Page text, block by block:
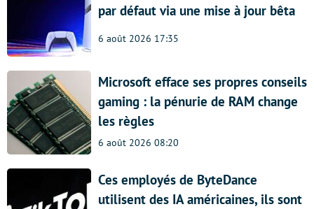
par défaut via une mise à jour bêta
6 août 2026 17:35
Microsoft efface ses propres conseils
gaming : la pénurie de RAM change
les règles
6 août 2026 08:20
Ces employés de ByteDance
utilisent des IA américaines, ils sont